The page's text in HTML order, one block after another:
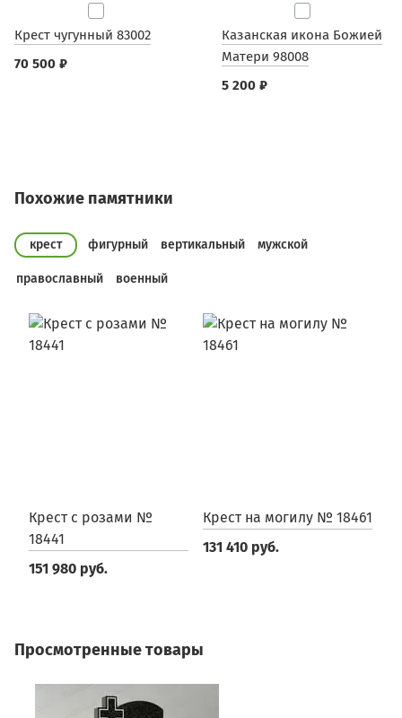
Крест чугунный 83002
70 500 ₽
Казанская икона Божией
Матери 98008
5 200 ₽
Похожие памятники
крест фигурный вертикальный мужской
православный военный
Крест с розами №
18441
151 980 руб.
Крест на могилу № 18461
131 410 руб.
Просмотренные товары